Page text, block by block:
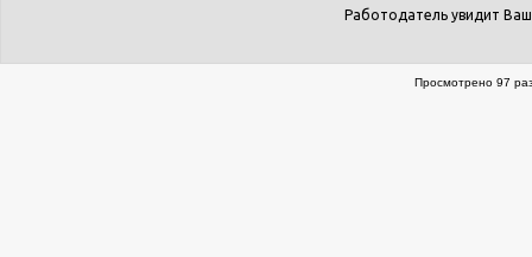
Работодатель увидит
Просмотрено 97